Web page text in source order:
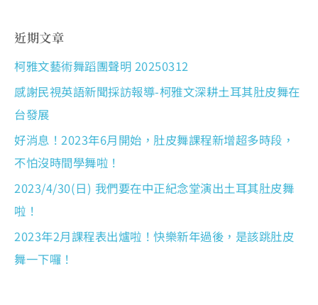
近期文章
柯雅文藝術舞蹈團聲明 20250312
感謝民視英語新聞採訪報導-柯雅文深耕土耳其肚皮舞在
台發展
好消息！2023年6月開始，肚皮舞課程新增超多時段，
不怕沒時間學舞啦！
2023/4/30(日) 我們要在中正紀念堂演出土耳其肚皮舞
啦！
2023年2月課程表出爐啦！快樂新年過後，是該跳肚皮
舞一下囉！